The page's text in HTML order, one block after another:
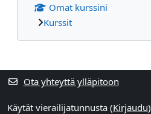
Omat kurssini
Kurssit
Täydentävät lohkot
Ota yhteyttä ylläpitoon
Käytät vierailijatunnusta (Kirjaudu)